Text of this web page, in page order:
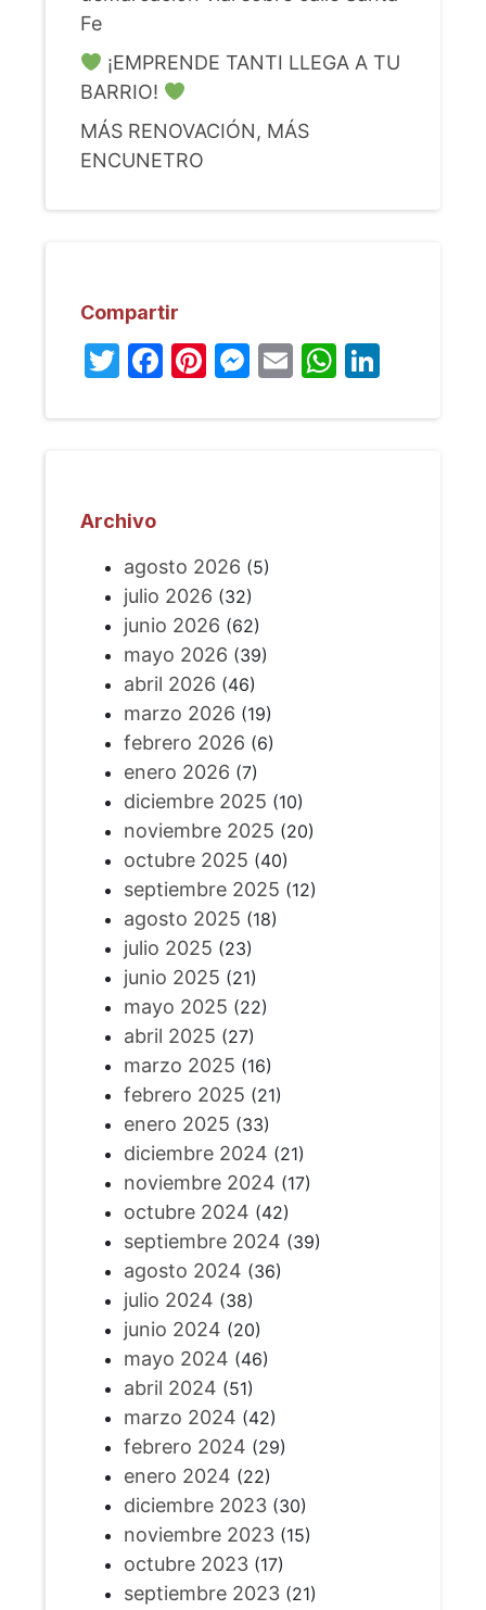
Fe
¡EMPRENDE TANTI LLEGA A TU
BARRIO!
MÁS RENOVACIÓN, MÁS
ENCUNETRO
Compartir
Twitter
Facebook
Pinterest
Messenger
Email
Archivo
agosto 2026 (5)
julio 2026 (32)
junio 2026 (62)
mayo 2026 (39)
abril 2026 (46)
marzo 2026 (19)
febrero 2026 (6)
enero 2026 (7)
diciembre 2025 (10)
noviembre 2025 (20)
octubre 2025 (40)
septiembre 2025 (12)
agosto 2025 (18)
julio 2025 (23)
junio 2025 (21)
mayo 2025 (22)
abril 2025 (27)
marzo 2025 (16)
febrero 2025 (21)
enero 2025 (33)
diciembre 2024 (21)
noviembre 2024 (17)
octubre 2024 (42)
septiembre 2024 (39)
agosto 2024 (36)
julio 2024 (38)
junio 2024 (20)
mayo 2024 (46)
abril 2024 (51)
marzo 2024 (42)
febrero 2024 (29)
enero 2024 (22)
diciembre 2023(30)
noviembre 2023(15)
octubre 2023(17)
septiembre 2023(21)